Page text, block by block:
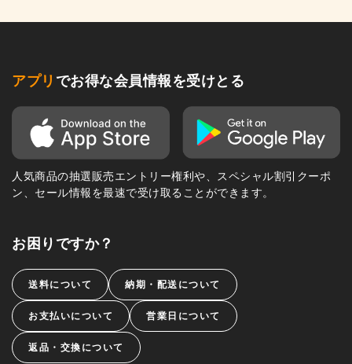
アプリ でお得な会員情報を受けとる
人気商品の抽選販売エントリー権利や、スペシャル割引クーポ
ン、セール情報を最速で受け取ることができます。
お困りですか？
送料について 納期・配送について
お支払いについて 営業日について
返品・交換について